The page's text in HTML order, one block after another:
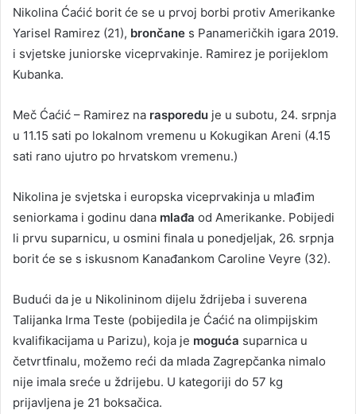
Nikolina Ćaćić borit će se u prvoj borbi protiv Amerikanke
Yarisel Ramirez (21), brončane s Panameričkih igara 2019.
i svjetske juniorske viceprvakinje. Ramirez je porijeklom
Kubanka.
Meč Ćaćić – Ramirez na rasporedu je u subotu, 24. srpnja
u 11.15 sati po lokalnom vremenu u Kokugikan Areni (4.15
sati rano ujutro po hrvatskom vremenu.)
Nikolina je svjetska i europska viceprvakinja u mlađim
seniorkama i godinu dana mlađa od Amerikanke. Pobijedi
li prvu suparnicu, u osmini finala u ponedjeljak, 26. srpnja
borit će se s iskusnom Kanađankom Caroline Veyre (32).
Budući da je u Nikolininom dijelu ždrijeba i suverena
Talijanka Irma Teste (pobijedila je Ćaćić na olimpijskim
kvalifikacijama u Parizu), koja je moguća suparnica u
četvrtfinalu, možemo reći da mlada Zagrepčanka nimalo
nije imala sreće u ždrijebu. U kategoriji do 57 kg
prijavljena je 21 boksačica.